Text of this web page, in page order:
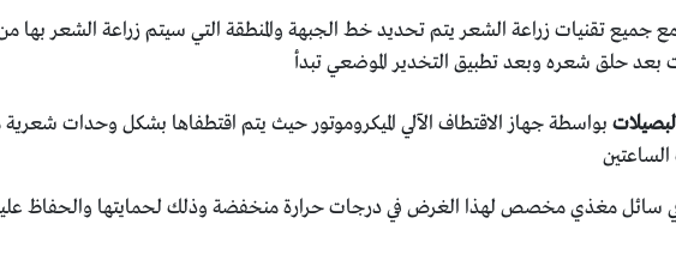
جميع تقنيات زراعة الشعر يتم تحديد خط الجبهة والمنطقة التي سيتم زراعة الشعر بها
بعد حلق شعره وبعد تطبيق التخدير الموضعي تبدأ
بواسطة جهاز الاقتطاف الآلي الميكروموتور حيث يتم اقتطفاها بشكل وحدات
الساعتين
سائل مغذي مخصص لهذا الغرض في درجات حرارة منخفضة وذلك لحمايتها والحفاظ عليها